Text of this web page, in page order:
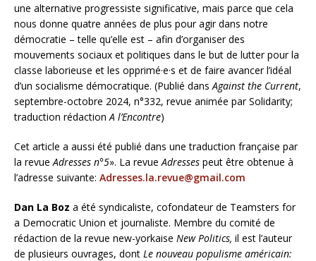
une alternative progressiste significative, mais parce que cela
nous donne quatre années de plus pour agir dans notre
démocratie – telle qu’elle est – afin d’organiser des
mouvements sociaux et politiques dans le but de lutter pour la
classe laborieuse et les opprimé·e·s et de faire avancer l’idéal
d’un socialisme démocratique. (Publié dans Against the Current,
septembre-octobre 2024, n°332, revue animée par Solidarity;
traduction rédaction A l’Encontre)
Cet article a aussi été publié dans une traduction française par
la revue Adresses n°5». La revue Adresses peut être obtenue à
l’adresse suivante: Adresses.la.revue@gmail.com
Dan La Boz a été syndicaliste, cofondateur de Teamsters for
a Democratic Union et journaliste. Membre du comité de
rédaction de la revue new-yorkaise New Politics, il est l’auteur
de plusieurs ouvrages, dont Le nouveau populisme américain: